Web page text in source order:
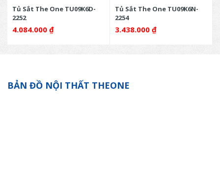
Tủ Sắt The One TU09K6D-
2252
4.084.000 ₫
Tủ Sắt The One TU09K6N-
2254
3.438.000 ₫
BẢN ĐỒ NỘI THẤT THEONE